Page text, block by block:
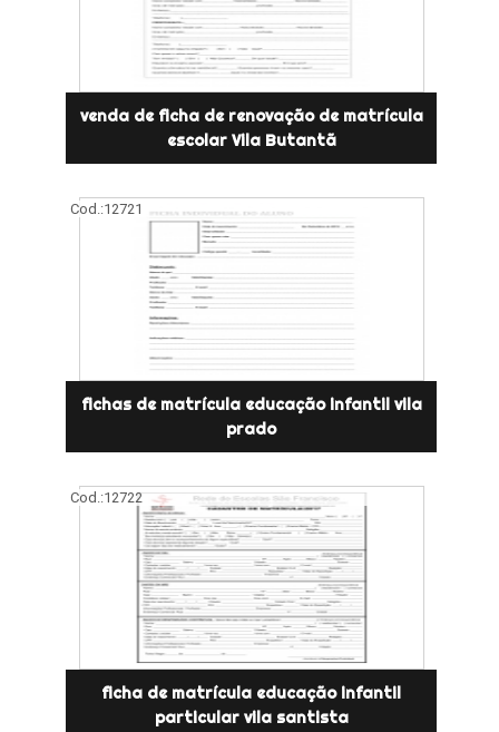
venda de ficha de renovação de matrícula
escolar Vila Butantã
Cod.:12721
fichas de matrícula educação infantil vila
prado
Cod.:12722
ficha de matrícula educação infantil
particular vila santista